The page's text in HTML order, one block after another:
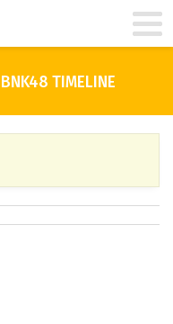
BNK48 TIMELINE